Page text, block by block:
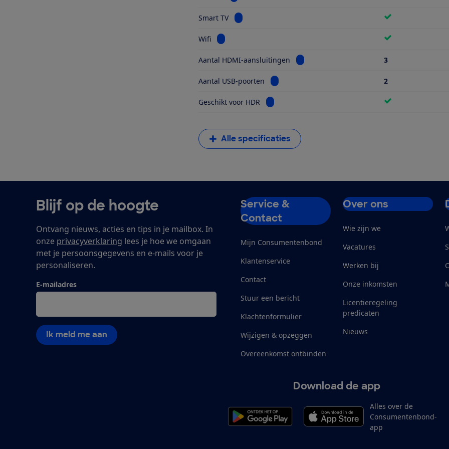
Smart TV Bekijk informatie voor Smart TV
Wifi Bekijk informatie voor Wifi
Aantal HDMI-aansluitingen Bekijk informatie voor Aantal HDMI-
3
Aantal USB-poorten Bekijk informatie voor Aantal USB-poorten
2
Geschikt voor HDR Bekijk informatie voor Geschikt voor HDR
Alle specificaties
Blijf op de hoogte
Ontvang nieuws, acties en tips in je mailbox. In
onze privacyverklaring lees je hoe we omgaan
met je persoonsgegevens en e-mails voor je
personaliseren.
E-mailadres
Ik meld me aan
Service &
Contact
Mijn Consumentenbond
Klantenservice
Contact
Stuur een bericht
Klachtenformulier
Wijzigen & opzeggen
Overeenkomst ontbinden
Over ons
Wie zijn we
Vacatures
Werken bij
Onze inkomsten
Licentieregeling
predicaten
Nieuws
Download de app
Alles over de
Consumentenbond-
app